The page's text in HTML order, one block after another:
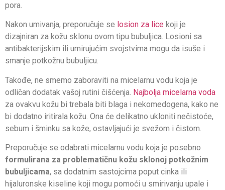
pora.
Nakon umivanja, preporučuje se losion za lice koji je
dizajniran za kožu sklonu ovom tipu bubuljica. Losioni sa
antibakterijskim ili umirujućim svojstvima mogu da isuše i
smanje potkožnu bubuljicu.
Takođe, ne smemo zaboraviti na micelarnu vodu koja je
odličan dodatak vašoj rutini čišćenja. Najbolja micelarna voda
za ovakvu kožu bi trebala biti blaga i nekomedogena, kako ne
bi dodatno iritirala kožu. Ona će delikatno ukloniti nečistoće,
sebum i šminku sa kože, ostavljajući je svežom i čistom.
Preporučuje se odabrati micelarnu vodu koja je posebno
formulirana za problematičnu kožu sklonoj potkožnim
bubuljicama, sa dodatnim sastojcima poput cinka ili
hijaluronske kiseline koji mogu pomoći u smirivanju upale i